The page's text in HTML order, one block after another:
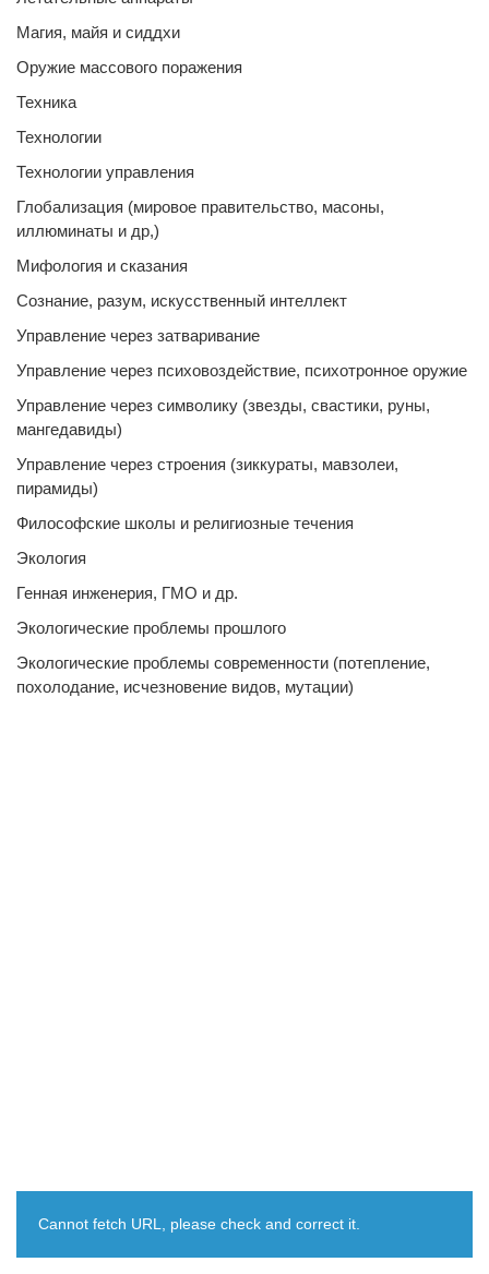
Магия, майя и сиддхи
Оружие массового поражения
Техника
Технологии
Технологии управления
Глобализация (мировое правительство, масоны,
иллюминаты и др,)
Мифология и сказания
Сознание, разум, искусственный интеллект
Управление через затваривание
Управление через психовоздействие, психотронное оружие
Управление через символику (звезды, свастики, руны,
мангедавиды)
Управление через строения (зиккураты, мавзолеи,
пирамиды)
Философские школы и религиозные течения
Экология
Генная инженерия, ГМО и др.
Экологические проблемы прошлого
Экологические проблемы современности (потепление,
похолодание, исчезновение видов, мутации)
Cannot fetch URL, please check and correct it.